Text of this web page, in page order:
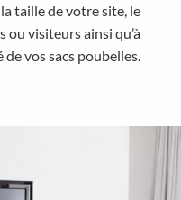
taille de votre site, le
ou visiteurs ainsi qu’à
de vos sacs poubelles.